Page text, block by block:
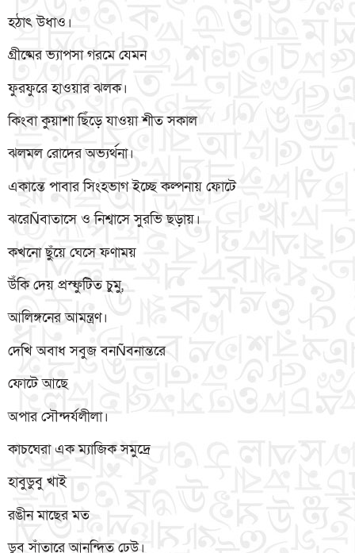
হঠাৎ উধাও।
গ্রীষ্মের ভ্যাপসা গরমে যেমন
ফুরফুরে হাওয়ার ঝলক।
কিংবা কুয়াশা ছিঁড়ে যাওয়া শীত সকাল
ঝলমল রোদের অভ্যর্থনা।
একান্তে পাবার সিংহভাগ ইচ্ছে কল্পনায় ফোটে
ঝরেÑবাতাসে ও নিশ্বাসে সুরভি ছড়ায়।
কখনো ছুঁয়ে ঘেসে ফণাময়
উঁকি দেয় প্রস্ফুটিত চুমু,
আলিঙ্গনের আমন্ত্রণ।
দেখি অবাধ সবুজ বনÑবনান্তরে
ফোটে আছে
অপার সৌন্দর্যলীলা।
কাচঘেরা এক ম্যাজিক সমুদ্রে
হাবুডুবু খাই
রঙীন মাছের মত
ডুব সাঁতারে আনন্দিত ঢেউ।